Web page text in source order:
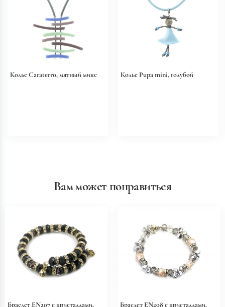
Колье Caraterro, мятный микс Колье Pupa mini, голубой
Вам может понравиться
Браслет EN207 с кристаллами,
Браслет EN208 с кристаллами,